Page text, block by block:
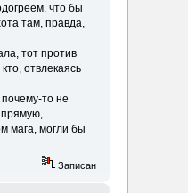
что бы
там, правда,
тот против
отвлекаясь
то не
мага, могли бы
Записан